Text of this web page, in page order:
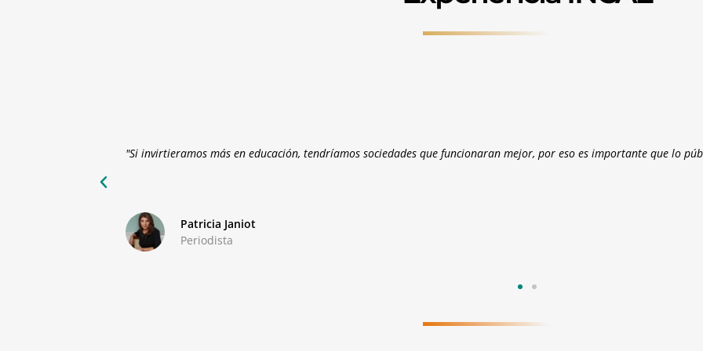
"Estos programas permiten el intercambio de criterio y reta nuestros conocimientos para visualizar nuevas
Susseth Rodríguez
RACSA